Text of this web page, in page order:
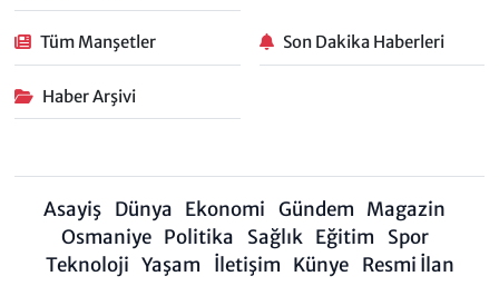
Tüm Manşetler Son Dakika Haberleri
Haber Arşivi
Asayiş Dünya Ekonomi Gündem Magazin
Osmaniye Politika Sağlık Eğitim
Spor
Teknoloji Yaşam İletişim Künye Resmi İlan